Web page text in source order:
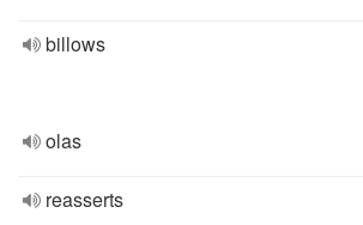
billows
olas
reasserts